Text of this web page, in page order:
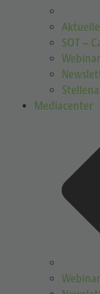
SOT –
Webinar
Mediacenter